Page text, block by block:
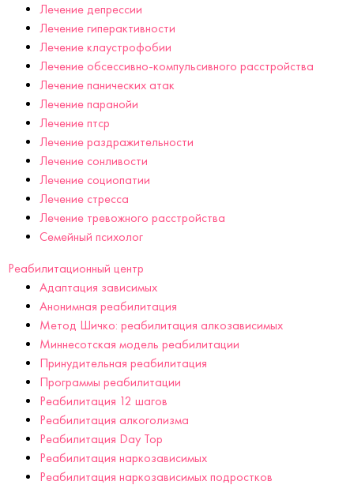
Лечение депрессии
Лечение гиперактивности
Лечение клаустрофобии
Лечение обсессивно-компульсивного расстройства
Лечение панических атак
Лечение паранойи
Лечение птср
Лечение раздражительности
Лечение сонливости
Лечение социопатии
Лечение стресса
Лечение тревожного расстройства
Семейный психолог
Реабилитационный центр
Адаптация зависимых
Анонимная реабилитация
Метод Шичко: реабилитация алкозависимых
Миннесотская модель реабилитации
Принудительная реабилитация
Программы реабилитации
Реабилитация 12 шагов
Реабилитация алкоголизма
Реабилитация Day Top
Реабилитация наркозависимых
Реабилитация наркозависимых подростков